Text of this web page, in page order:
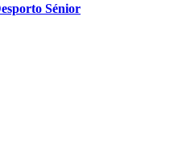
Sénior